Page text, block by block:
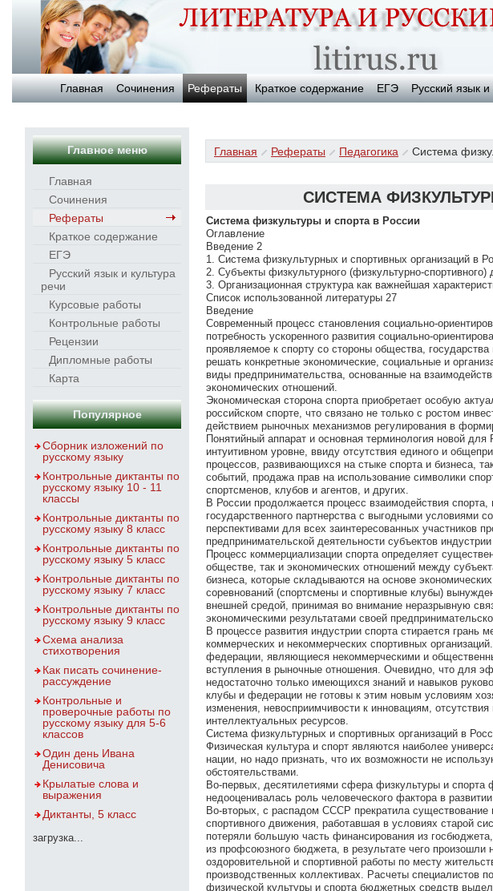
Главная Сочинения Рефераты Краткое содержание ЕГЭ Русский язык и
Главное меню
Главная
Сочинения
Рефераты
Краткое содержание
ЕГЭ
Русский язык и культура
речи
Курсовые работы
Контрольные работы
Рецензии
Дипломные работы
Карта
Популярное
Сборник изложений по
русскому языку
Контрольные диктанты по
русскому языку 10 - 11
классы
Контрольные диктанты по
русскому языку 8 класс
Контрольные диктанты по
русскому языку 5 класс
Контрольные диктанты по
русскому языку 7 класс
Контрольные диктанты по
русскому языку 9 класс
Схема анализа
стихотворения
Как писать сочинение-
рассуждение
Контрольные и
проверочные работы по
русскому языку для 5-6
классов
Один день Ивана
Денисовича
Крылатые слова и
выражения
Диктанты, 5 класс
загрузка...
Главная Рефераты Педагогика Система
СИСТЕМА
Система физкультуры и спорта в России
Оглавление
Введение 2
1. Система физкультурных и спортивных организаций в
2. Субъекты физкультурного (физкультурно-
3. Организационная структура как важнейшая
Список использованной литературы 27
Введение
Современный процесс становления социально-
потребность ускоренного развития социально-
проявляемое к спорту со стороны общества,
решать конкретные экономические, социальные и
виды предпринимательства, основанные на
экономических отношений.
Экономическая сторона спорта приобретает особую
российском спорте, что связано не только с ростом
действием рыночных механизмов регулирования в
Понятийный аппарат и основная терминология новой
интуитивном уровне, ввиду отсутствия единого и
процессов, развивающихся на стыке спорта и бизнеса,
событий, продажа прав на использование символики
спортсменов, клубов и агентов, и других.
В России продолжается процесс взаимодействия
государственного партнерства с выгодными условиями
перспективами для всех заинтересованных участников
предпринимательской деятельности субъектов
Процесс коммерциализации спорта определяет
обществе, так и экономических отношений между
бизнеса, которые складываются на основе
соревнований (спортсмены и спортивные клубы)
внешней средой, принимая во внимание неразрывную
экономическими результатами своей
В процессе развития индустрии спорта стирается
коммерческих и некоммерческих спортивных
федерации, являющиеся некоммерческими и
вступления в рыночные отношения. Очевидно, что для
недостаточно только имеющихся знаний и навыков
клубы и федерации не готовы к этим новым условиям
изменения, невосприимчивости к инновациям,
интеллектуальных ресурсов.
Система физкультурных и спортивных организаций в
Физическая культура и спорт являются наиболее
нации, но надо признать, что их возможности не
обстоятельствами.
Во-первых, десятилетиями сфера физкультуры и спорта
недооценивалась роль человеческого фактора в
Во-вторых, с распадом СССР прекратила существование
спортивного движения, работавшая в условиях старой
потеряли большую часть финансирования из
из профсоюзного бюджета, в результате чего произошли
оздоровительной и спортивной работы по месту
производственных коллективах. Расчеты специалистов
физической культуры и спорта бюджетных средств